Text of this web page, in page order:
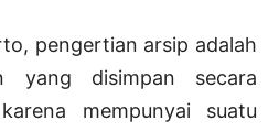
pengertian arsip adalah
yang disimpan secara
mempunyai suatu